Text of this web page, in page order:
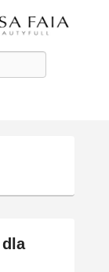
producentem bielizny